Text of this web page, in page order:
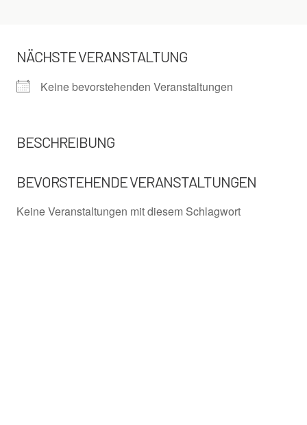
NÄCHSTE VERANSTALTUNG
Keine bevorstehenden Veranstaltungen
BESCHREIBUNG
BEVORSTEHENDE VERANSTALTUNGEN
Keine Veranstaltungen mit diesem Schlagwort